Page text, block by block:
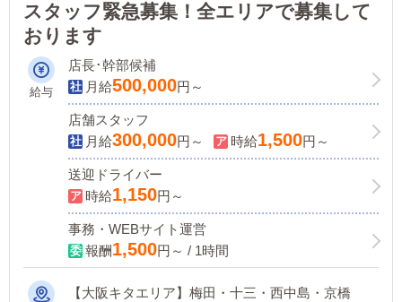
スタッフ緊急募集！全エリアで募集して
おります
給与
店長･幹部候補
月給500,000円～
店舗スタッフ
月給300,000円～ 時給1,500円～
送迎ドライバー
時給1,150円～
事務・WEBサイト運営
報酬1,500円～ / 1時間
【大阪キタエリア】梅田・十三・西中島・京橋